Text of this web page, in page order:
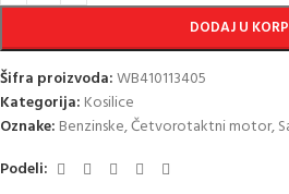
DODAJ U
Šifra proizvoda:WB410113405
Kategorija: Kosilice
Oznake: Benzinske,Četvorotaktni motor,
Podeli: